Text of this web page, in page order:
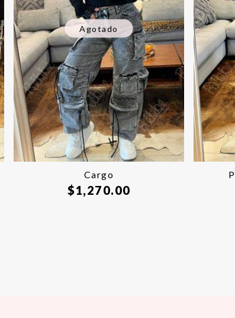
Agotado
Cargo
$1,270.00